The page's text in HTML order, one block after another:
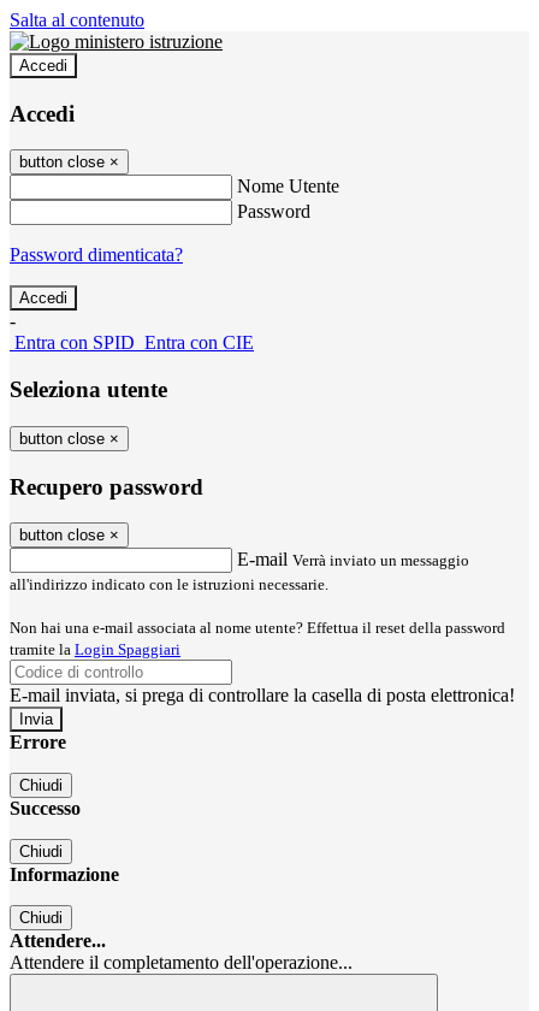
Salta al contenuto
Accedi
Accedi
button close ×
Nome Utente
Password
Password dimenticata?
-
Entra con SPID Entra con CIE
Seleziona utente
button close ×
Recupero password
button close ×
E-mail Verrà inviato un messaggio
all'indirizzo indicato con le istruzioni necessarie.
Non hai una e-mail associata al nome utente? Effettua il reset della password
tramite la Login Spaggiari
E-mail inviata, si prega di controllare la casella di posta elettronica!
Errore
Chiudi
Successo
Chiudi
Informazione
Chiudi
Attendere...
Attendere il completamento dell'operazione...